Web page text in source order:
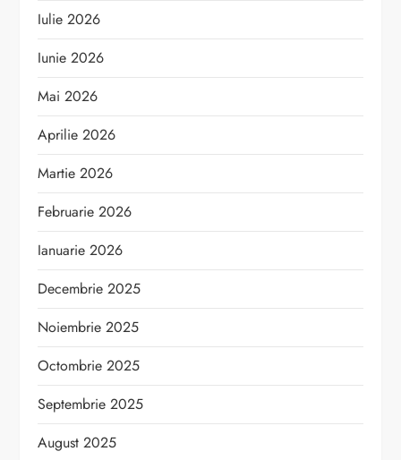
Iulie 2026
Iunie 2026
Mai 2026
Aprilie 2026
Martie 2026
Februarie 2026
Ianuarie 2026
Decembrie 2025
Noiembrie 2025
Octombrie 2025
Septembrie 2025
August 2025